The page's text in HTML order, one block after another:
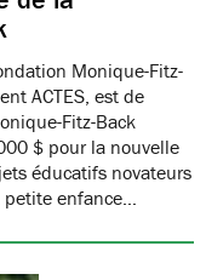
Monique-Fitz-
ACTES, est de
Fitz-Back
$ pour la nouvelle
éducatifs novateurs
enfance…